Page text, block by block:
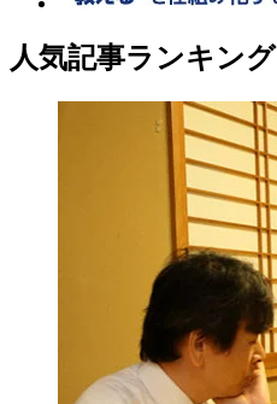
人気記事ランキング